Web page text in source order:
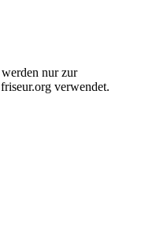
nur zur
verwendet.